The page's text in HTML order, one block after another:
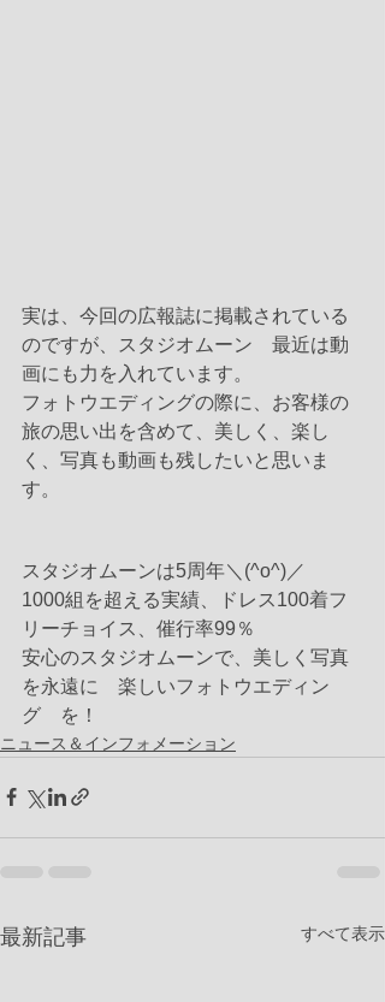
実は、今回の広報誌に掲載されている
のですが、スタジオムーン　最近は動
画にも力を入れています。
フォトウエディングの際に、お客様の
旅の思い出を含めて、美しく、楽し
く、写真も動画も残したいと思いま
す。
スタジオムーンは5周年＼(^o^)／
1000組を超える実績、ドレス100着フ
リーチョイス、催行率99％
安心のスタジオムーンで、美しく写真
を永遠に　楽しいフォトウエディン
グ　を！
ニュース＆インフォメーション
最新記事 すべて表示